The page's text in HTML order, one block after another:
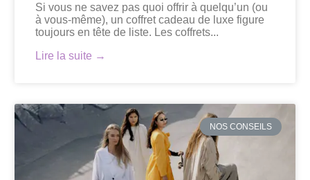
Si vous ne savez pas quoi offrir à quelqu’un (ou
à vous-même), un coffret cadeau de luxe figure
toujours en tête de liste. Les coffrets...
Lire la suite →
NOS CONSEILS